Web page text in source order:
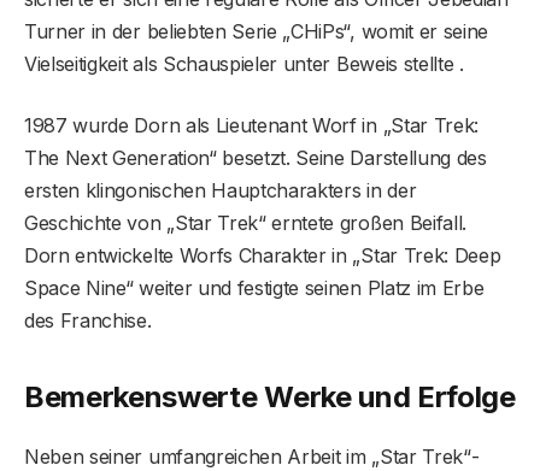
Turner in der beliebten Serie „CHiPs“, womit er seine
Vielseitigkeit als Schauspieler unter Beweis stellte .
1987 wurde Dorn als Lieutenant Worf in „Star Trek:
The Next Generation“ besetzt. Seine Darstellung des
ersten klingonischen Hauptcharakters in der
Geschichte von „Star Trek“ erntete großen Beifall.
Dorn entwickelte Worfs Charakter in „Star Trek: Deep
Space Nine“ weiter und festigte seinen Platz im Erbe
des Franchise.
Bemerkenswerte Werke und Erfolge
Neben seiner umfangreichen Arbeit im „Star Trek“-